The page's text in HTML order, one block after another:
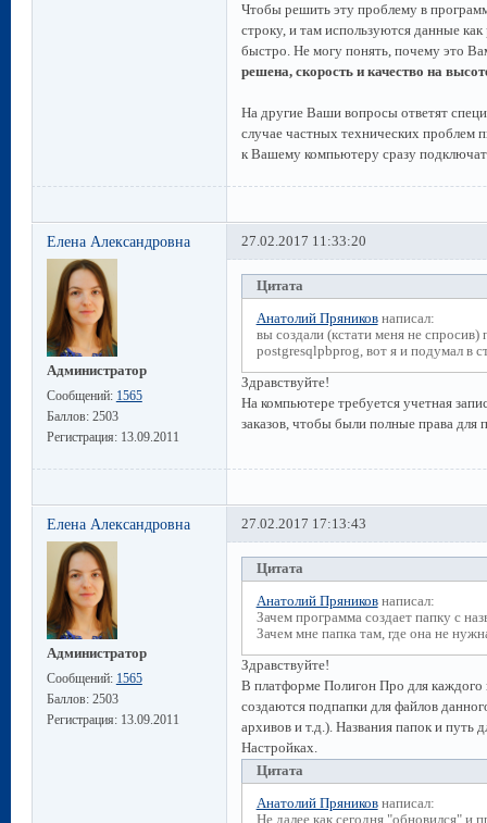
Чтобы решить эту проблему в
строку, и там используются данные как
быстро. Не могу понять, почему это
решена, скорость и качество на
На другие Ваши вопросы ответят
случае частных технических проблем
к Вашему компьютеру сразу
Елена Александровна
Администратор
Сообщений: 1565
Баллов: 2503
Регистрация: 13.09.2011
27.02.2017 11:33:20
Цитата
Анатолий Пряниковнаписал:
вы создали (кстати меня не
postgresqlpbprog, вот я и подумал в
Здравствуйте!
На компьютере требуется учетная
заказов, чтобы были полные права для
Елена Александровна
Администратор
Сообщений: 1565
Баллов: 2503
Регистрация: 13.09.2011
27.02.2017 17:13:43
Цитата
Анатолий Пряниковнаписал:
Зачем программа создает папку с
Зачем мне папка там, где она не
Здравствуйте!
В платформе Полигон Про для каждого
создаются подпапки для файлов
архивов и т.д.). Названия папок и путь
Настройках.
Цитата
Анатолий Пряниковнаписал:
Не далее как сегодня "обновился"